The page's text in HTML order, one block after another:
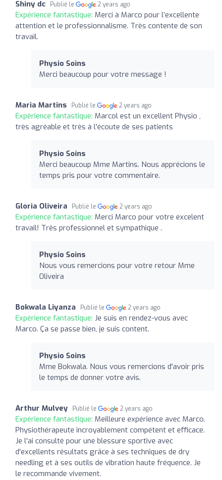
Shiny dc Publié le 2 years ago
Expérience fantastique: Merci à Marco pour l’excellente
attention et le professionnalisme. Très contente de son
travail.
Physio Soins
Merci beaucoup pour votre message !
Maria Martins Publié le 2 years ago
Expérience fantastique: Marcol est un excellent Physio ,
très agréable et très à l'écoute de ses patients
Physio Soins
Merci beaucoup Mme Martins. Nous apprécions le
temps pris pour votre commentaire.
Gloria Oliveira Publié le 2 years ago
Expérience fantastique: Merci Marco pour votre excelent
travail! Três professionnel et sympathique .
Physio Soins
Nous vous remercions pour votre retour Mme
Oliveira
Bokwala Liyanza Publié le 2 years ago
Expérience fantastique: Je suis en rendez-vous avec
Marco. Ça se passe bien, je suis content.
Physio Soins
Mme Bokwala. Nous vous remercions d'avoir pris
le temps de donner votre avis.
Arthur Mulvey Publié le 2 years ago
Expérience fantastique: Meilleure expérience avec Marco.
Physiothérapeute incroyablement compétent et efficace.
Je l'ai consulté pour une blessure sportive avec
d'excellents résultats grâce à ses techniques de dry
needling et à ses outils de vibration haute fréquence. Je
le recommande vivement.